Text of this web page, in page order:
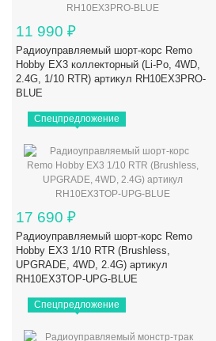
11 990 ₽
Радиоуправляемый шорт-корс Remo
Hobby EX3 коллекторный (Li-Po, 4WD,
2.4G, 1/10 RTR) артикул RH10EX3PRO-
BLUE
Спецпредложение
17 690 ₽
Радиоуправляемый шорт-корс Remo
Hobby EX3 1/10 RTR (Brushless,
UPGRADE, 4WD, 2.4G) артикул
RH10EX3TOP-UPG-BLUE
Спецпредложение